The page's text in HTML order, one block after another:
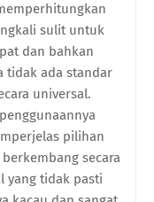
sulit untuk
dan bahkan
tidak ada standar
universal.
pilihan
secara
yang tidak pasti